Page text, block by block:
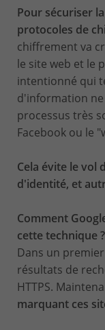
Pour sécuriser
protocoles de
chiffrement va
le site web et le
intentionné qui
d'information
processus très
Facebook ou le
Cela évite le vol
d'identité, et
Comment
cette technique ?
Dans un
résultats de
HTTPS.
marquant ces